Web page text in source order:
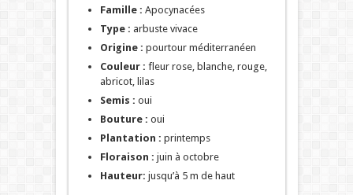
Famille : Apocynacées
Type : arbuste vivace
Origine : pourtour méditerranéen
Couleur : fleur rose, blanche, rouge,
abricot, lilas
Semis : oui
Bouture : oui
Plantation : printemps
Floraison : juin à octobre
Hauteur: jusqu’à 5 m de haut